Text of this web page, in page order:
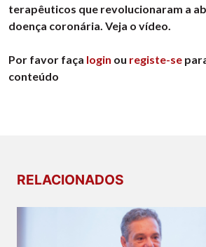
terapêuticos que revolucionaram a
doença coronária. Veja o vídeo.
Por favor faça login ou registe-se
conteúdo
RELACIONADOS